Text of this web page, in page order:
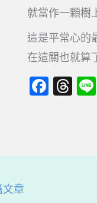
就當作一顆樹
這是平常心的
在這關也就算
F
a
T
hr
章